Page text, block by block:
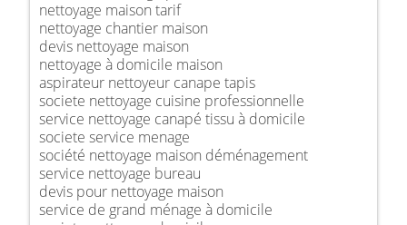
nettoyage maison tarif
nettoyage chantier maison
devis nettoyage maison
nettoyage à domicile maison
aspirateur nettoyeur canape tapis
societe nettoyage cuisine professionnelle
service nettoyage canapé tissu à domicile
societe service menage
société nettoyage maison déménagement
service nettoyage bureau
devis pour nettoyage maison
service de grand ménage à domicile